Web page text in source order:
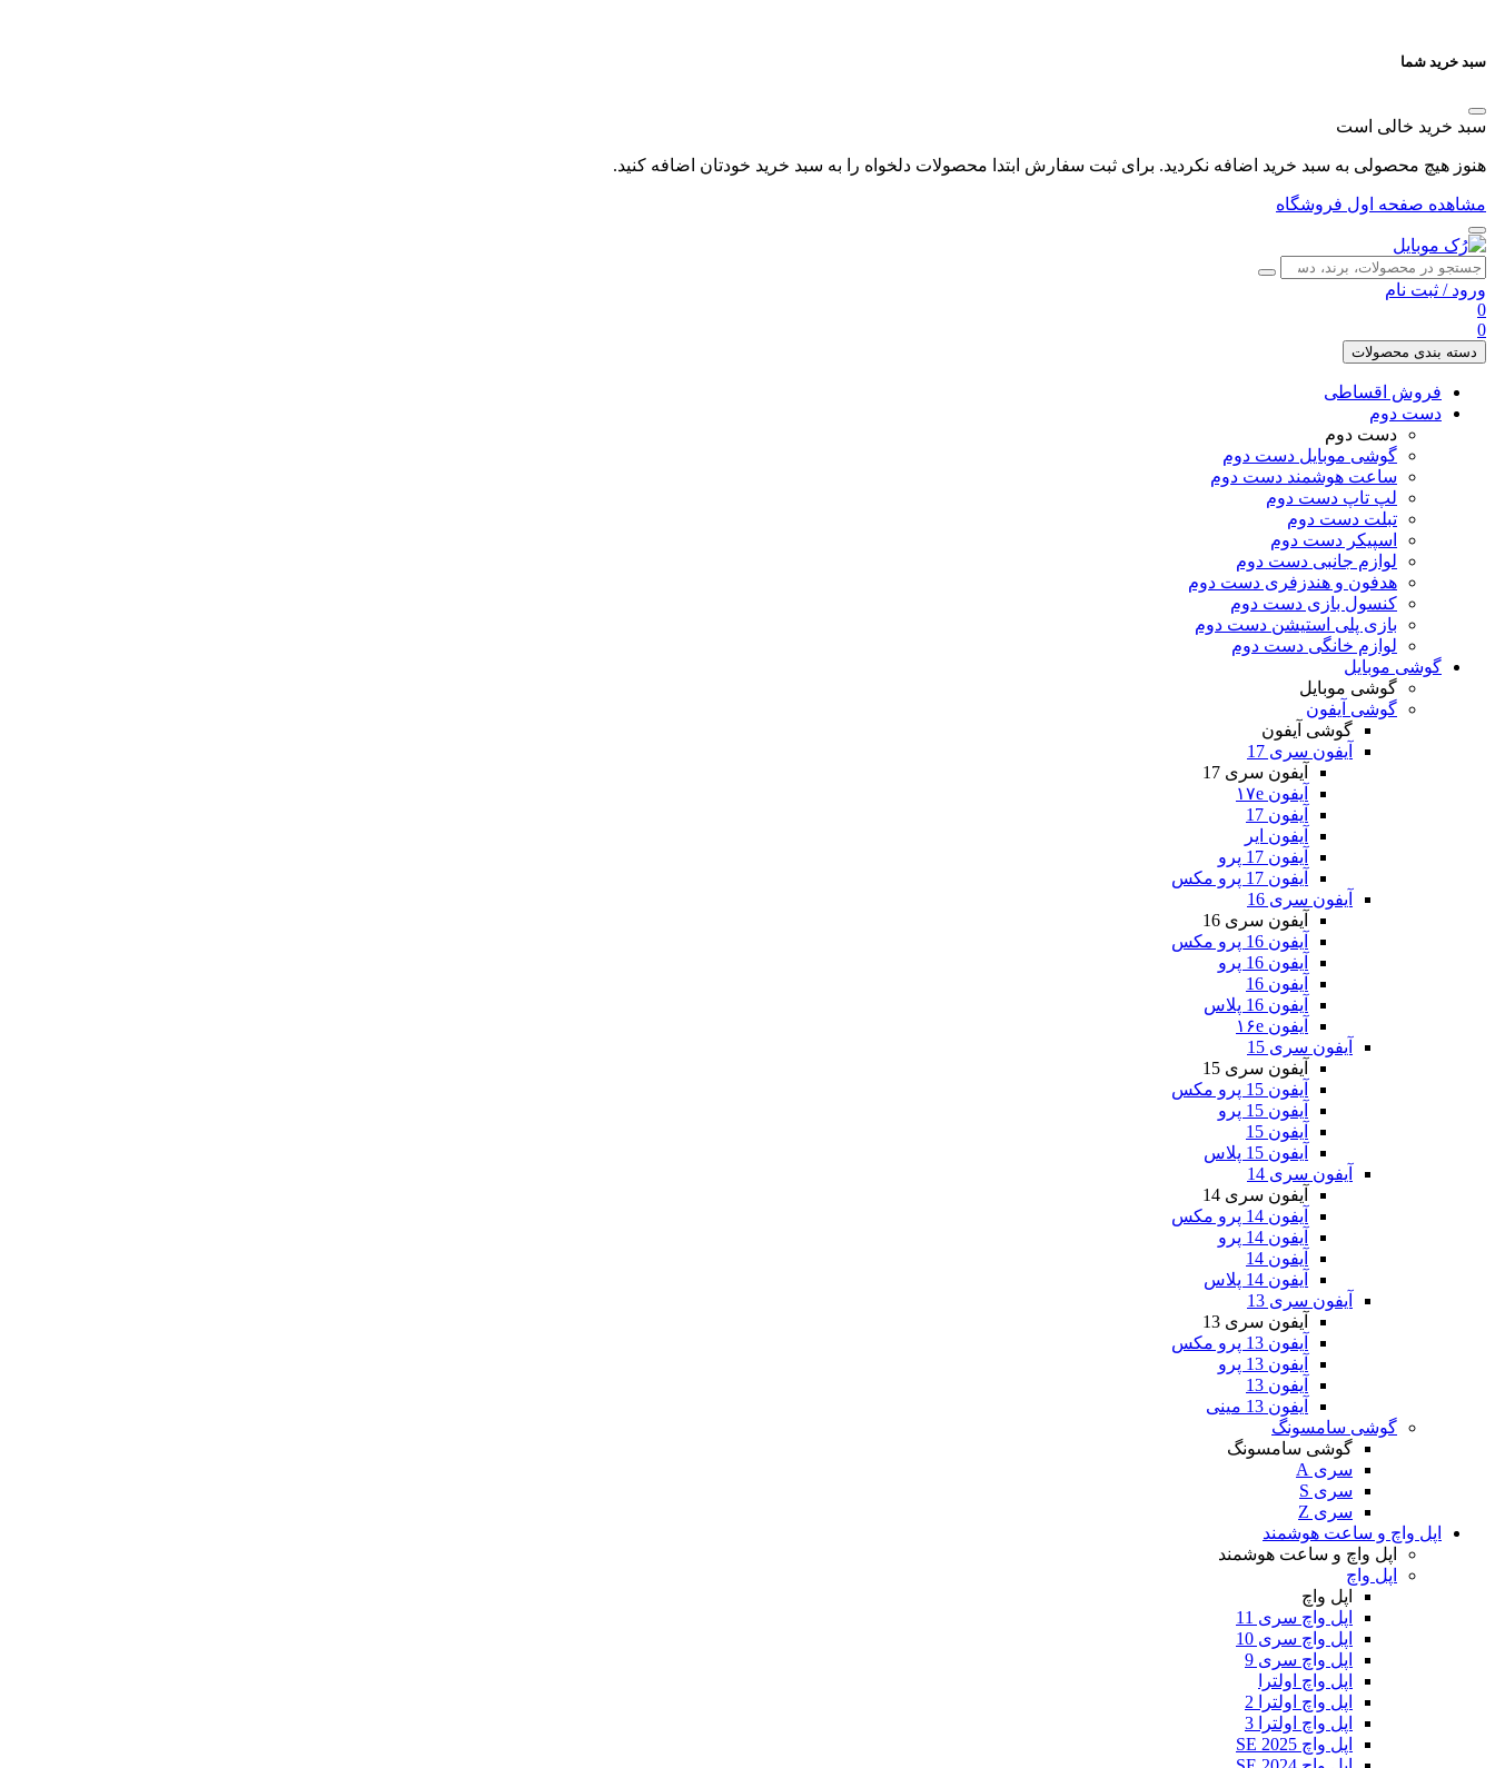
سبد خرید شما
سبد خرید خالی است
هنوز هیچ محصولی به سبد خرید اضافه نکردید. برای ثبت سفارش ابتدا محصولات دلخواه را به سبد خرید خودتان اضافه کنید.
مشاهده صفحه اول فروشگاه
ورود / ثبت نام
0
0
دسته بندی محصولات
فروش اقساطی
دست دوم
دست دوم
گوشی موبایل دست دوم
ساعت هوشمند دست دوم
لپ تاپ دست دوم
تبلت دست دوم
اسپیکر دست دوم
لوازم جانبی دست دوم
هدفون و هندزفری دست دوم
کنسول بازی دست دوم
بازی پلی استیشن دست دوم
لوازم خانگی دست دوم
گوشی موبایل
گوشی موبایل
گوشی آیفون
گوشی آیفون
آیفون سری 17
آیفون سری 17
آیفون ۱۷e
آیفون 17
آیفون ایر
آیفون 17 پرو
آیفون 17 پرو مکس
آیفون سری 16
آیفون سری 16
آیفون 16 پرو مکس
آیفون 16 پرو
آیفون 16
آیفون 16 پلاس
آیفون ۱۶e
آیفون سری 15
آیفون سری 15
آیفون 15 پرو مکس
آیفون 15 پرو
آیفون 15
آیفون 15 پلاس
آیفون سری 14
آیفون سری 14
آیفون 14 پرو مکس
آیفون 14 پرو
آیفون 14
آیفون 14 پلاس
آیفون سری 13
آیفون سری 13
آیفون 13 پرو مکس
آیفون 13 پرو
آیفون 13
آیفون 13 مینی
گوشی سامسونگ
گوشی سامسونگ
سری A
سری S
سری Z
اپل واچ و ساعت هوشمند
اپل واچ و ساعت هوشمند
اپل واچ
اپل واچ
اپل واچ سری 11
اپل واچ سری 10
اپل واچ سری 9
اپل واچ اولترا
اپل واچ اولترا 2
اپل واچ اولترا 3
اپل واچ SE 2025